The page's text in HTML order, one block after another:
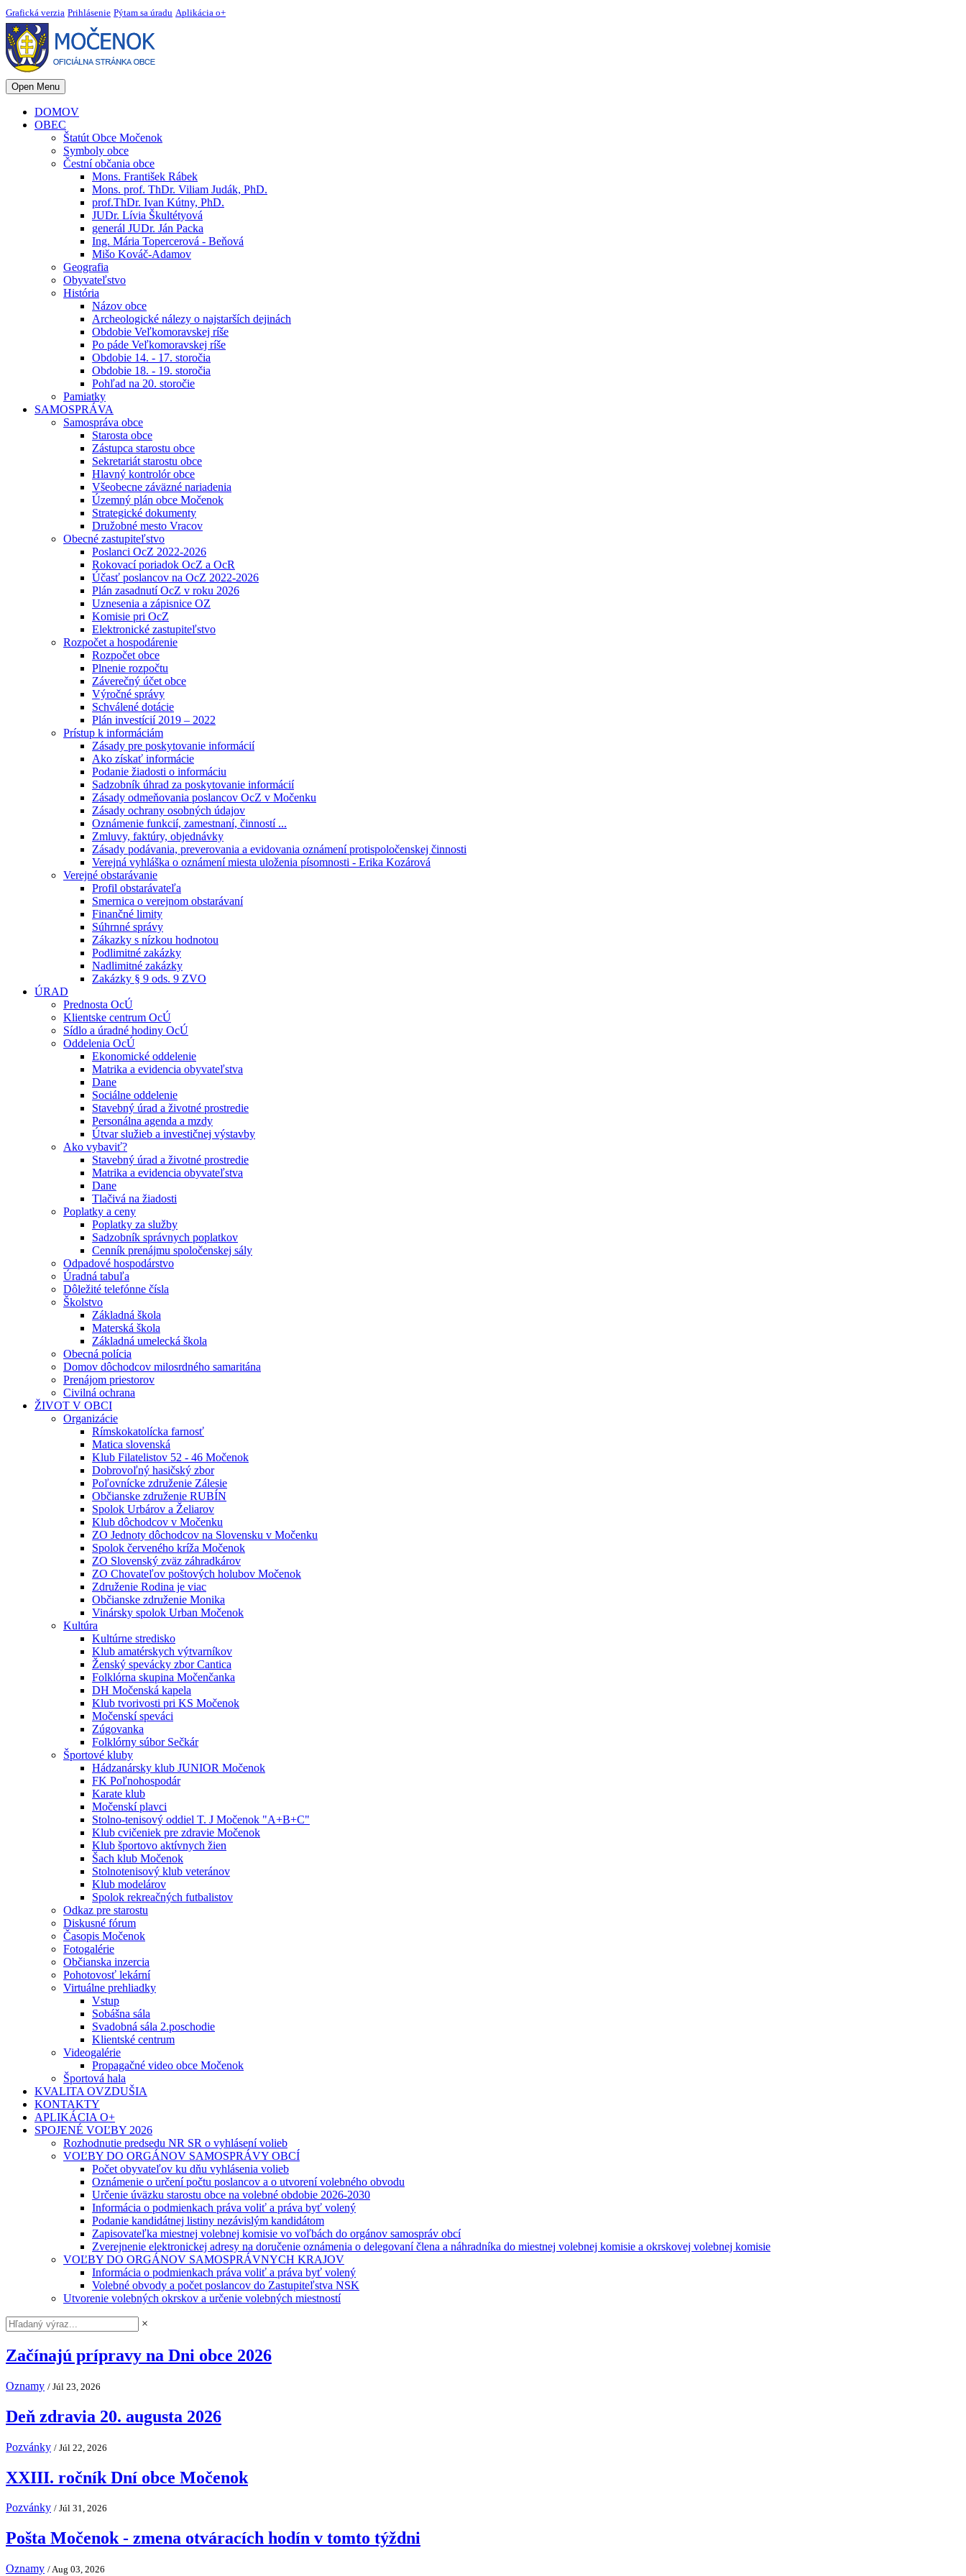
Grafická verzia Prihlásenie Pýtam sa úradu Aplikácia o+
Open Menu
DOMOV
OBEC
Štatút Obce Močenok
Symboly obce
Čestní občania obce
Mons. František Rábek
Mons. prof. ThDr. Viliam Judák, PhD.
prof.ThDr. Ivan Kútny, PhD.
JUDr. Lívia Škultétyová
generál JUDr. Ján Packa
Ing. Mária Topercerová - Beňová
Mišo Kováč-Adamov
Geografia
Obyvateľstvo
História
Názov obce
Archeologické nálezy o najstarších dejinách
Obdobie Veľkomoravskej ríše
Po páde Veľkomoravskej ríše
Obdobie 14. - 17. storočia
Obdobie 18. - 19. storočia
Pohľad na 20. storočie
Pamiatky
SAMOSPRÁVA
Samospráva obce
Starosta obce
Zástupca starostu obce
Sekretariát starostu obce
Hlavný kontrolór obce
Všeobecne záväzné nariadenia
Územný plán obce Močenok
Strategické dokumenty
Družobné mesto Vracov
Obecné zastupiteľstvo
Poslanci OcZ 2022-2026
Rokovací poriadok OcZ a OcR
Účasť poslancov na OcZ 2022-2026
Plán zasadnutí OcZ v roku 2026
Uznesenia a zápisnice OZ
Komisie pri OcZ
Elektronické zastupiteľstvo
Rozpočet a hospodárenie
Rozpočet obce
Plnenie rozpočtu
Záverečný účet obce
Výročné správy
Schválené dotácie
Plán investícií 2019 – 2022
Prístup k informáciám
Zásady pre poskytovanie informácií
Ako získať informácie
Podanie žiadosti o informáciu
Sadzobník úhrad za poskytovanie informácií
Zásady odmeňovania poslancov OcZ v Močenku
Zásady ochrany osobných údajov
Oznámenie funkcií, zamestnaní, činností ...
Zmluvy, faktúry, objednávky
Zásady podávania, preverovania a evidovania oznámení protispoločenskej činnosti
Verejná vyhláška o oznámení miesta uloženia písomnosti - Erika Kozárová
Verejné obstarávanie
Profil obstarávateľa
Smernica o verejnom obstarávaní
Finančné limity
Súhrnné správy
Zákazky s nízkou hodnotou
Podlimitné zakázky
Nadlimitné zakázky
Zakázky § 9 ods. 9 ZVO
ÚRAD
Prednosta OcÚ
Klientske centrum OcÚ
Sídlo a úradné hodiny OcÚ
Oddelenia OcÚ
Ekonomické oddelenie
Matrika a evidencia obyvateľstva
Dane
Sociálne oddelenie
Stavebný úrad a životné prostredie
Personálna agenda a mzdy
Útvar služieb a investičnej výstavby
Ako vybaviť?
Stavebný úrad a životné prostredie
Matrika a evidencia obyvateľstva
Dane
Tlačivá na žiadosti
Poplatky a ceny
Poplatky za služby
Sadzobník správnych poplatkov
Cenník prenájmu spoločenskej sály
Odpadové hospodárstvo
Úradná tabuľa
Dôležité telefónne čísla
Školstvo
Základná škola
Materská škola
Základná umelecká škola
Obecná polícia
Domov dôchodcov milosrdného samaritána
Prenájom priestorov
Civilná ochrana
ŽIVOT V OBCI
Organizácie
Rímskokatolícka farnosť
Matica slovenská
Klub Filatelistov 52 - 46 Močenok
Dobrovoľný hasičský zbor
Poľovnícke združenie Zálesie
Občianske združenie RUBÍN
Spolok Urbárov a Želiarov
Klub dôchodcov v Močenku
ZO Jednoty dôchodcov na Slovensku v Močenku
Spolok červeného kríža Močenok
ZO Slovenský zväz záhradkárov
ZO Chovateľov poštových holubov Močenok
Združenie Rodina je viac
Občianske združenie Monika
Vinársky spolok Urban Močenok
Kultúra
Kultúrne stredisko
Klub amatérskych výtvarníkov
Ženský spevácky zbor Cantica
Folklórna skupina Močenčanka
DH Močenská kapela
Klub tvorivosti pri KS Močenok
Močenskí speváci
Zúgovanka
Folklórny súbor Sečkár
Športové kluby
Hádzanársky klub JUNIOR Močenok
FK Poľnohospodár
Karate klub
Močenskí plavci
Stolno-tenisový oddiel T. J Močenok "A+B+C"
Klub cvičeniek pre zdravie Močenok
Klub športovo aktívnych žien
Šach klub Močenok
Stolnotenisový klub veteránov
Klub modelárov
Spolok rekreačných futbalistov
Odkaz pre starostu
Diskusné fórum
Časopis Močenok
Fotogalérie
Občianska inzercia
Pohotovosť lekární
Virtuálne prehliadky
Vstup
Sobášna sála
Svadobná sála 2.poschodie
Klientské centrum
Videogalérie
Propagačné video obce Močenok
Športová hala
KVALITA OVZDUŠIA
KONTAKTY
APLIKÁCIA O+
SPOJENÉ VOĽBY 2026
Rozhodnutie predsedu NR SR o vyhlásení volieb
VOĽBY DO ORGÁNOV SAMOSPRÁVY OBCÍ
Počet obyvateľov ku dňu vyhlásenia volieb
Oznámenie o určení počtu poslancov a o utvorení volebného obvodu
Určenie úväzku starostu obce na volebné obdobie 2026-2030
Informácia o podmienkach práva voliť a práva byť volený
Podanie kandidátnej listiny nezávislým kandidátom
Zapisovateľka miestnej volebnej komisie vo voľbách do orgánov samospráv obcí
Zverejnenie elektronickej adresy na doručenie oznámenia o delegovaní člena a náhradníka do miestnej volebnej komisie a okrskovej volebnej komisie
VOĽBY DO ORGÁNOV SAMOSPRÁVNYCH KRAJOV
Informácia o podmienkach práva voliť a práva byť volený
Volebné obvody a počet poslancov do Zastupiteľstva NSK
Utvorenie volebných okrskov a určenie volebných miestností
×
Začínajú prípravy na Dni obce 2026
Oznamy / Júl 23, 2026
Deň zdravia 20. augusta 2026
Pozvánky / Júl 22, 2026
XXIII. ročník Dní obce Močenok
Pozvánky / Júl 31, 2026
Pošta Močenok - zmena otváracích hodín v tomto týždni
Oznamy / Aug 03, 2026